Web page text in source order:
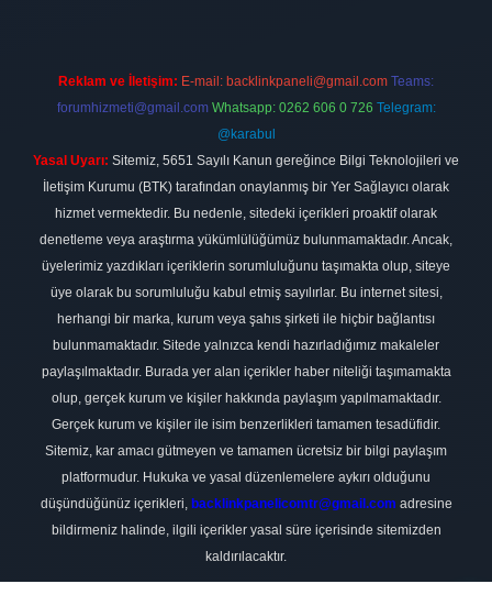
Reklam ve İletişim: E-mail: backlinkpaneli@gmail.com Teams:
forumhizmeti@gmail.com Whatsapp: 0262 606 0 726 Telegram:
@karabul
Yasal Uyarı: Sitemiz, 5651 Sayılı Kanun gereğince Bilgi Teknolojileri ve
İletişim Kurumu (BTK) tarafından onaylanmış bir Yer Sağlayıcı olarak
hizmet vermektedir. Bu nedenle, sitedeki içerikleri proaktif olarak
denetleme veya araştırma yükümlülüğümüz bulunmamaktadır. Ancak,
üyelerimiz yazdıkları içeriklerin sorumluluğunu taşımakta olup, siteye
üye olarak bu sorumluluğu kabul etmiş sayılırlar. Bu internet sitesi,
herhangi bir marka, kurum veya şahıs şirketi ile hiçbir bağlantısı
bulunmamaktadır. Sitede yalnızca kendi hazırladığımız makaleler
paylaşılmaktadır. Burada yer alan içerikler haber niteliği taşımamakta
olup, gerçek kurum ve kişiler hakkında paylaşım yapılmamaktadır.
Gerçek kurum ve kişiler ile isim benzerlikleri tamamen tesadüfidir.
Sitemiz, kar amacı gütmeyen ve tamamen ücretsiz bir bilgi paylaşım
platformudur. Hukuka ve yasal düzenlemelere aykırı olduğunu
düşündüğünüz içerikleri, backlinkpanelicomtr@gmail.com adresine
bildirmeniz halinde, ilgili içerikler yasal süre içerisinde sitemizden
kaldırılacaktır.